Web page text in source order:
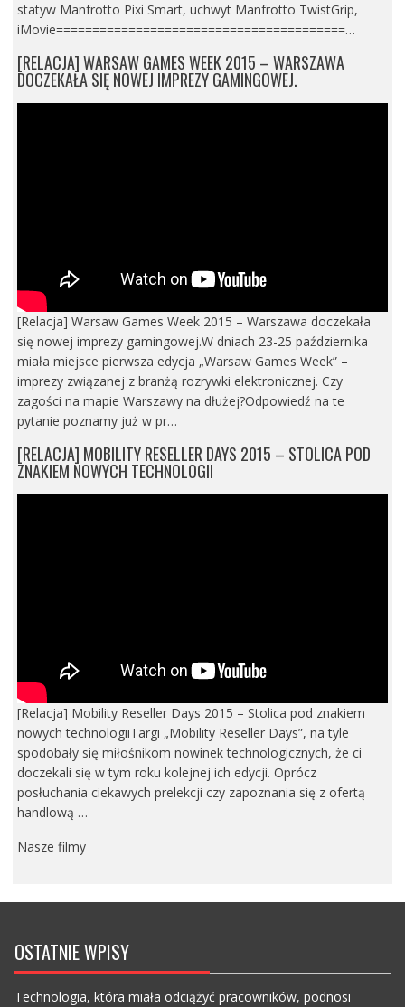
statyw Manfrotto Pixi Smart, uchwyt Manfrotto TwistGrip,
iMovie========================================…
[RELACJA] WARSAW GAMES WEEK 2015 – WARSZAWA
DOCZEKAŁA SIĘ NOWEJ IMPREZY GAMINGOWEJ.
[Relacja] Warsaw Games Week 2015 – Warszawa doczekała
się nowej imprezy gamingowej.W dniach 23-25 października
miała miejsce pierwsza edycja „Warsaw Games Week” –
imprezy związanej z branżą rozrywki elektronicznej. Czy
zagości na mapie Warszawy na dłużej?Odpowiedź na te
pytanie poznamy już w pr…
[RELACJA] MOBILITY RESELLER DAYS 2015 – STOLICA POD
ZNAKIEM NOWYCH TECHNOLOGII
[Relacja] Mobility Reseller Days 2015 – Stolica pod znakiem
nowych technologiiTargi „Mobility Reseller Days”, na tyle
spodobały się miłośnikom nowinek technologicznych, że ci
doczekali się w tym roku kolejnej ich edycji. Oprócz
posłuchania ciekawych prelekcji czy zapoznania się z ofertą
handlową …
Nasze filmy
OSTATNIE WPISY
Technologia, która miała odciążyć pracowników, podnosi